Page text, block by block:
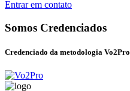
Entrar em contato
Somos Credenciados
Credenciado da metodologia Vo2Pro